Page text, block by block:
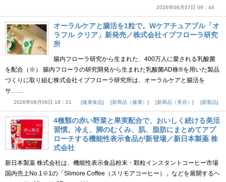
2026年08月07日 09：44
オーラルケアと腸活を1粒で。Wケアチュアブル「オ
ラフル クリア」新発売／株式会社イブフローラ研究
所
腸内フローラ研究から生まれた、400万人に愛される乳酸菌
を配合（※） 腸内フローラの研究開発から生まれた乳酸菌AD株®を用いた製品
づくりに取り組む株式会社イブフローラ研究所は、オーラルケアと腸活を
サ……
2026年08月06日 18：21 健康食品 新商品（健康） 新商品（美容） 新製品
4種類の赤い野菜と果実配合で、おいしく続ける美活
習慣。冷え、脚のむくみ、肌、脂肪にまとめてアプ
ローチする機能性表示食品が新登場／新日本製薬 株
式会社
新日本製薬 株式会社は、機能性表示食品粉末・顆粒インスタントコーヒー市場
国内売上No.1※1の「Slimore Coffee（スリモアコーヒー）」などを展開するヘ